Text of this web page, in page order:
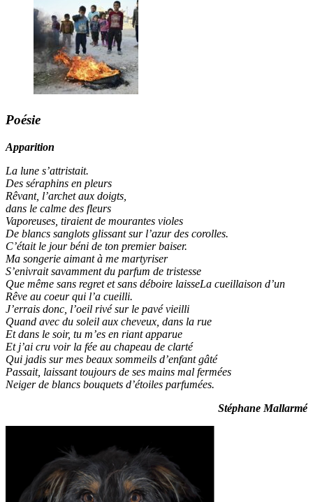
Poésie
Apparition
La lune s’attristait.
Des séraphins en pleurs
Rêvant, l’archet aux doigts,
dans le calme des fleurs
Vaporeuses, tiraient de mourantes violes
De blancs sanglots glissant sur l’azur des corolles.
C’était le jour béni de ton premier baiser.
Ma songerie aimant à me martyriser
S’enivrait savamment du parfum de tristesse
Que même sans regret et sans déboire laisseLa cueillaison d’un
Rêve au coeur qui l’a cueilli.
J’errais donc, l’oeil rivé sur le pavé vieilli
Quand avec du soleil aux cheveux, dans la rue
Et dans le soir, tu m’es en riant apparue
Et j’ai cru voir la fée au chapeau de clarté
Qui jadis sur mes beaux sommeils d’enfant gâté
Passait, laissant toujours de ses mains mal fermées
Neiger de blancs bouquets d’étoiles parfumées.
Stéphane Mallarmé